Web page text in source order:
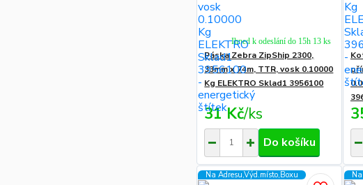
Páska Zebra ZipShip 2300,
33mm x 74m, TTR, vosk 0.10000
Kg ELEKTRO Sklad1 3956100
31 Kč/ks
Ihned k odeslání do 15h 13 ks
Do košíku
Na Adresu,Výd.místo,Boxu